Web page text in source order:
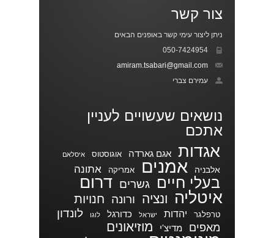
צור קשר
ניתן ליצור עימי קשר באופנים הבאים
050-7424954
amiram.tsabari@gmail.com
עמירם צברי
נושאים שעשויים לעניין
אתכם
אגדות אגם גארדה אוגוסטוס איסלאם
אלבניה אמנים אמריקה אתונה
בעלי חיים גשרים דרום
איטליה
ונציה ורונה חנויות
טרפלגר יהדות ישראל כדורגל לוגו לונדון
מאפים מדיצ'י מוזיאונים